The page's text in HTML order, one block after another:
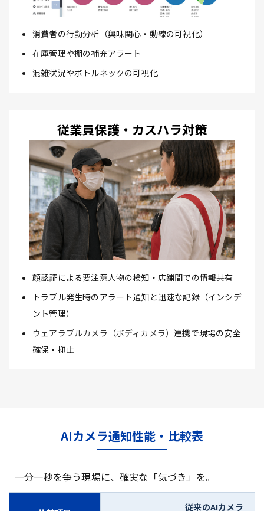
消費者の行動分析（興味関心・動線の可視化）
在庫管理や棚の補充アラート
混雑状況やボトルネックの可視化
従業員保護・カスハラ対策
顔認証による要注意人物の検知・店舗間での情報共有
トラブル発生時のアラート通知と迅速な記録（インシデ
ント管理）
ウェアラブルカメラ（ボディカメラ）連携で現場の安全
確保・抑止
AIカメラ通知性能・比較表
一分一秒を争う現場に、確実な「気づき」を。
従来のAIカメラ